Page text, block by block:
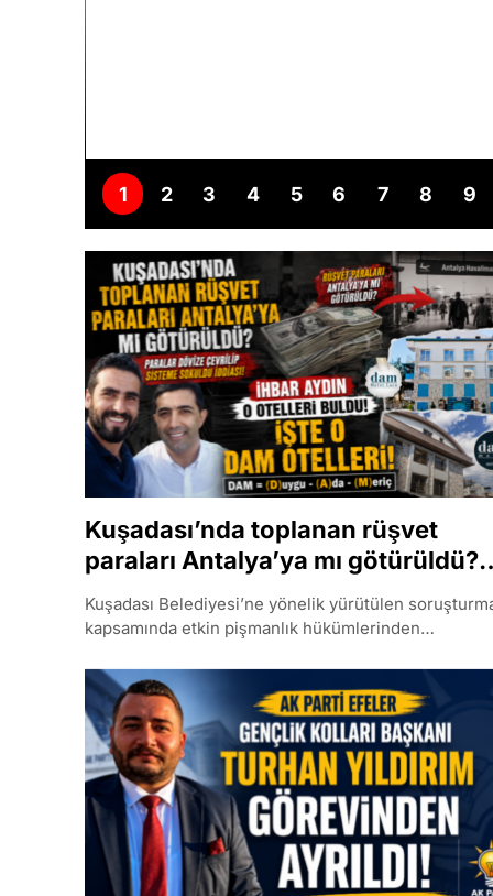
1 2 3 4 5 6 7 8 9
Kuşadası’nda toplanan rüşvet
paraları Antalya’ya mı götürüldü?
İhbar Aydın o otelleri buldu!
Kuşadası Belediyesi’ne yönelik yürütülen
kapsamında etkin pişmanlık hükümlerinden